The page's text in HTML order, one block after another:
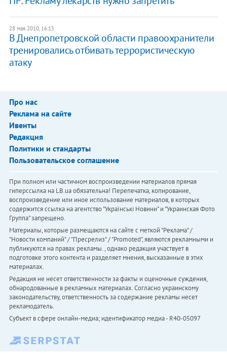
28 мая 2010, 16:15
В Днепропетровской области правоохранители
тренировались отбивать террористическую
атаку
Про нас
Реклама на сайте
Ивенты
Редакция
Политики и стандарты
Пользовательское соглашение
При полном или частичном воспроизведении материалов прямая
гиперссылка на LB.ua обязательна! Перепечатка, копирование,
воспроизведение или иное использование материалов, в которых
содержится ссылка на агентство "Українськi Новини" и "Украинская Фото
Группа" запрещено.
Материалы, которые размещаются на сайте с меткой "Реклама" /
"Новости компаний" / "Пресрелиз" / "Promoted", являются рекламными и
публикуются на правах рекламы. , однако редакция участвует в
подготовке этого контента и разделяет мнения, высказанные в этих
материалах.
Редакция не несет ответственности за факты и оценочные суждения,
обнародованные в рекламных материалах. Согласно украинскому
законодательству, ответственность за содержание рекламы несет
рекламодатель.
Субъект в сфере онлайн-медиа; идентификатор медиа - R40-05097